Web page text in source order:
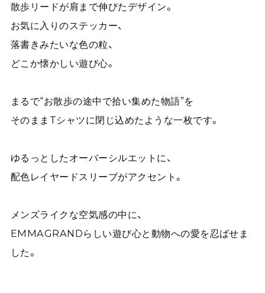
散歩リードが肩まで伸びたデザイン。
お気に入りのステッカー、
落書きみたいな色の粒、
どこか懐かしい遊び心。
まるで“お散歩の途中で拾い集めた物語”を
そのままTシャツに閉じ込めたような一枚です。
ゆるっとしたオーバーシルエットに、
配色レイヤードスリーブがアクセント。
メンズライクな空気感の中に、
EMMAGRANDらしい遊び心と動物への愛を忍ばせま
した。